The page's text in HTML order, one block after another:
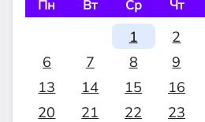
Пн Вт Ср Чт
1 2
6
7 8 9
13
14 15 16
20
21 22 23